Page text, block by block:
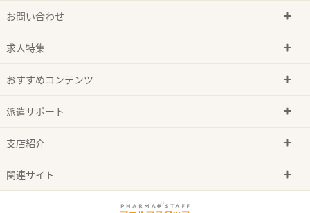
お問い合わせ
求人特集
おすすめコンテンツ
派遣サポート
支店紹介
関連サイト